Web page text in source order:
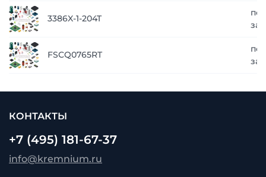
3386X-1-204T
по
FSCQ0765RT
по
КОНТАКТЫ
+7 (495) 181-67-37
info@kremnium.ru